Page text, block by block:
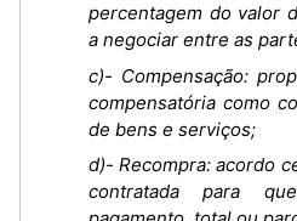
percentagem do valor
a negociar entre as
c)- Compensação:
compensatória como
de bens e serviços;
d)- Recompra: acordo
contratada para